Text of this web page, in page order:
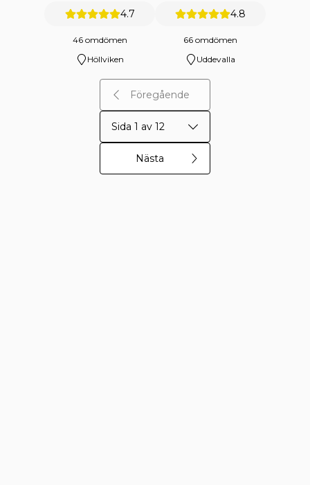
4.7
46 omdömen
Höllviken
4.8
66 omdömen
Uddevalla
Föregående
Sida 1 av 12
Nästa